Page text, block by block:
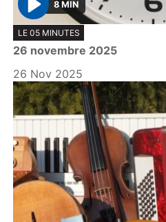
P
l
a
y
8 MIN
LE 05 MINUTES
26 novembre 2025
26 Nov 2025